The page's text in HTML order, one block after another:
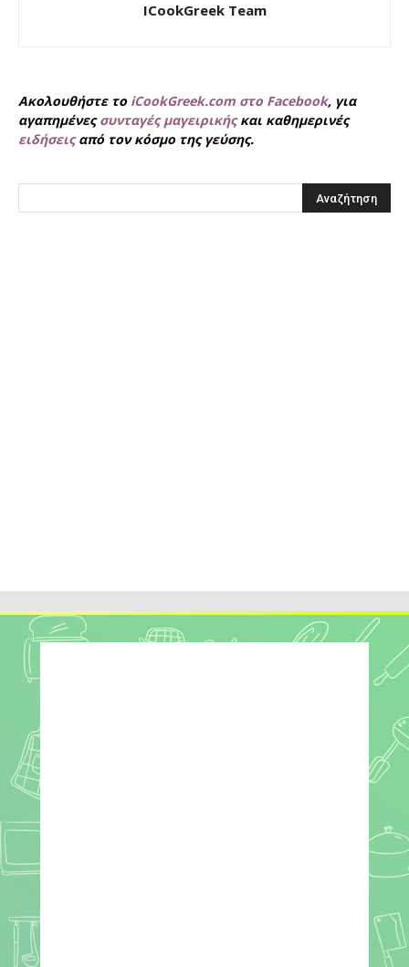
ICookGreek Team
Ακολουθήστε το iCookGreek.com στο Facebook, για
αγαπημένεςσυνταγές μαγειρικήςκαι καθημερινές
ειδήσειςαπό τον κόσμο της γεύσης.